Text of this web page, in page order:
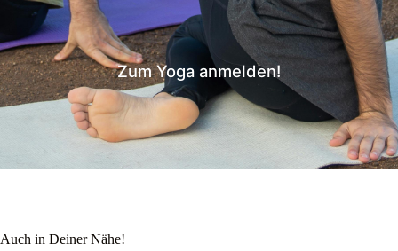
Zum Yoga anmelden!
Auch in Deiner Nähe!